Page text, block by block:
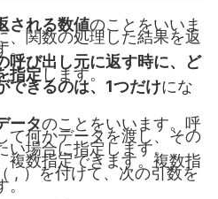
される数値のことをいいま
、関数の処理した結果を返
。
呼び出し元に返す時に、ど
指定します。
できるのは、1つだけにな
ータのことをいいます。呼
て何かデータを渡し、その
場合に指定します。
複数指定できます。複数指
, ）を付けて、次の引数を